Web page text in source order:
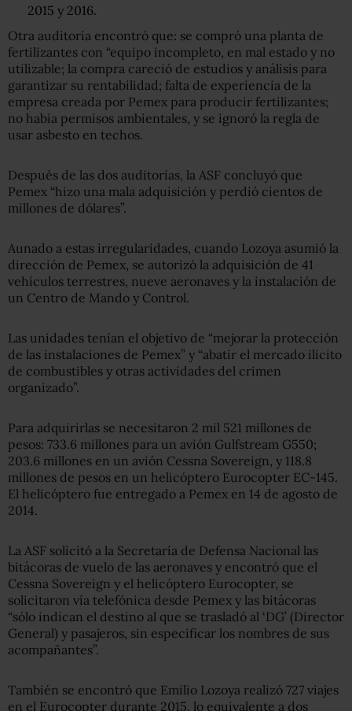
2015 y 2016.
Otra auditoría encontró que: se compró una planta de
fertilizantes con “equipo incompleto, en mal estado y no
utilizable; la compra careció de estudios y análisis para
garantizar su rentabilidad; falta de experiencia de la
empresa creada por Pemex para producir fertilizantes;
no había permisos ambientales, y se ignoró la regla de
usar asbesto en techos.
Después de las dos auditorías, la ASF concluyó que
Pemex “hizo una mala adquisición y perdió cientos de
millones de dólares”.
Aunado a estas irregularidades, cuando Lozoya asumió la
dirección de Pemex, se autorizó la adquisición de 41
vehículos terrestres, nueve aeronaves y la instalación de
un Centro de Mando y Control.
Las unidades tenían el objetivo de “mejorar la protección
de las instalaciones de Pemex” y “abatir el mercado ilícito
de combustibles y otras actividades del crimen
organizado”.
Para adquirirlas se necesitaron 2 mil 521 millones de
pesos: 733.6 millones para un avión Gulfstream G550;
203.6 millones en un avión Cessna Sovereign, y 118.8
millones de pesos en un helicóptero Eurocopter EC-145.
El helicóptero fue entregado a Pemex en 14 de agosto de
2014.
La ASF solicitó a la Secretaría de Defensa Nacional las
bitácoras de vuelo de las aeronaves y encontró que el
Cessna Sovereign y el helicóptero Eurocopter, se
solicitaron vía telefónica desde Pemex y las bitácoras
“sólo indican el destino al que se trasladó al ‘DG’ (Director
General) y pasajeros, sin especificar los nombres de sus
acompañantes”.
También se encontró que Emilio Lozoya realizó 727 viajes
en el Eurocopter durante 2015, lo equivalente a dos